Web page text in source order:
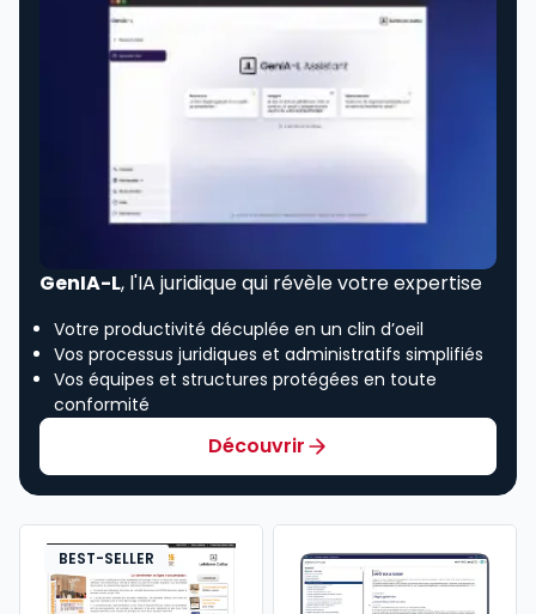
GenIA-L, l'IA juridique qui révèle votre expertise
Votre productivité décuplée en un clin d’oeil
Vos processus juridiques et administratifs simplifiés
Vos équipes et structures protégées en toute
conformité
Découvrir
BEST-SELLER